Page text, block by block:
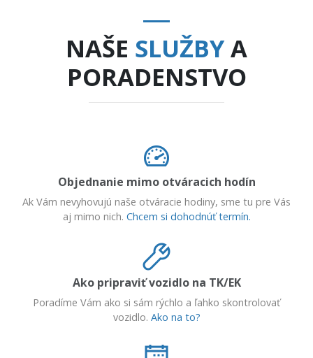
NAŠE SLUŽBYA
PORADENSTVO
Objednanie mimo otváracich hodín
Ak Vám nevyhovujú naše otváracie hodiny, sme tu pre Vás
aj mimo nich. Chcem si dohodnúť termín.
Ako pripraviť vozidlo na TK/EK
Poradíme Vám ako si sám rýchlo a ľahko skontrolovať
vozidlo. Ako na to?